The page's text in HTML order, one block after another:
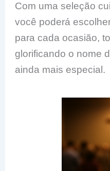
Com uma seleção
você poderá
para cada ocasião,
glorificando o nome
ainda mais especial.